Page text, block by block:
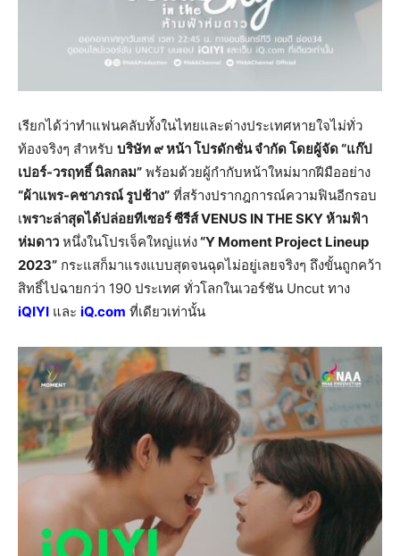
เรียกได้ว่าทำแฟนคลับทั้งในไทยและต่างประเทศหายใจไม่ทั่ว
ท้องจริงๆ สำหรับ บริษัท ๙ หน้า โปรดักชั่น จำกัด โดยผู้จัด “แก๊ป
เปอร์-วรฤทธิ์ นิลกลม” พร้อมด้วยผู้กำกับหน้าใหม่มากฝีมืออย่าง
“ผ้าแพร-คชาภรณ์ รูปช้าง” ที่สร้างปรากฎการณ์ความฟินอีกรอบ
เพราะล่าสุดได้ปล่อยทีเซอร์ ซีรีส์ VENUS IN THE SKY ห้ามฟ้า
ห่มดาว หนึ่งในโปรเจ็คใหญ่แห่ง“Y Moment Project Lineup
2023” กระแสก็มาแรงแบบสุดจนฉุดไม่อยู่เลยจริงๆ ถึงขั้นถูกคว้า
สิทธิ์ไปฉายกว่า 190 ประเทศ ทั่วโลกในเวอร์ชัน Uncut ทาง
iQIYI และ iQ.com ที่เดียวเท่านั้น